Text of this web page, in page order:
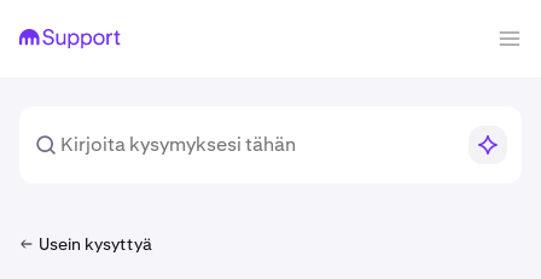
Usein kysyttyä